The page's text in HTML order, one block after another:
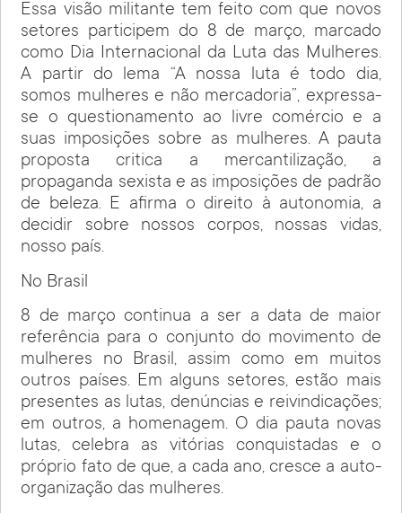
Essa visão militante tem feito com que novos
setores participem do 8 de março, marcado
como Dia Internacional da Luta das Mulheres.
A partir do lema “A nossa luta é todo dia,
somos mulheres e não mercadoria”, expressa-
se o questionamento ao livre comércio e a
suas imposições sobre as mulheres. A pauta
proposta critica a mercantilização, a
propaganda sexista e as imposições de padrão
de beleza. E afirma o direito à autonomia, a
decidir sobre nossos corpos, nossas vidas,
nosso país.
No Brasil
8 de março continua a ser a data de maior
referência para o conjunto do movimento de
mulheres no Brasil, assim como em muitos
outros países. Em alguns setores, estão mais
presentes as lutas, denúncias e reivindicações;
em outros, a homenagem. O dia pauta novas
lutas, celebra as vitórias conquistadas e o
próprio fato de que, a cada ano, cresce a auto-
organização das mulheres.